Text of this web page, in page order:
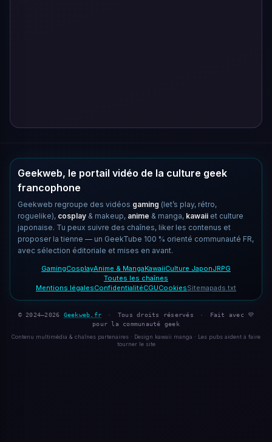
Geekweb, le portail vidéo de la culture geek
francophone
Geekweb regroupe des vidéos gaming (let’s play, rétro,
roguelike), cosplay & makeup, anime & manga, kawaii et culture
japonaise. Tu peux suivre des chaînes, liker les contenus et
proposer la tienne — un GeekTube 100 % orienté communauté FR,
avec sélection éditoriale et mises en avant.
GamingCosplayAnime & MangaKawaiiCulture JaponJRPG
Toutes les chaînes
Mentions légalesConfidentialitéCGUCookiesSitemapads.txt
© 2024–2026 Geekweb.fr · Tous droits réservés ·
Fait avec 💜
pour la communauté geek
Contenu multimédia & chaînes partenaires · Design kawaii manga · Les pubs aident à faire
tourner le site